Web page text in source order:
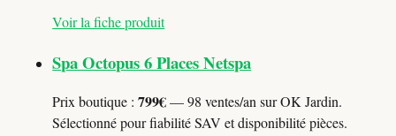
Voir la fiche produit
Spa Octopus 6 Places Netspa
Prix boutique :799€— 98 ventes/an sur OK Jardin.
Sélectionné pour fiabilité SAV et disponibilité pièces.